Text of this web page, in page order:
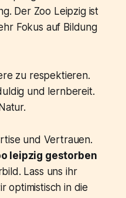
Der Zoo Leipzig ist
Fokus auf Bildung
zu respektieren.
und lernbereit.
und Vertrauen.
leipzig gestorben
Lass uns ihr
optimistisch in die